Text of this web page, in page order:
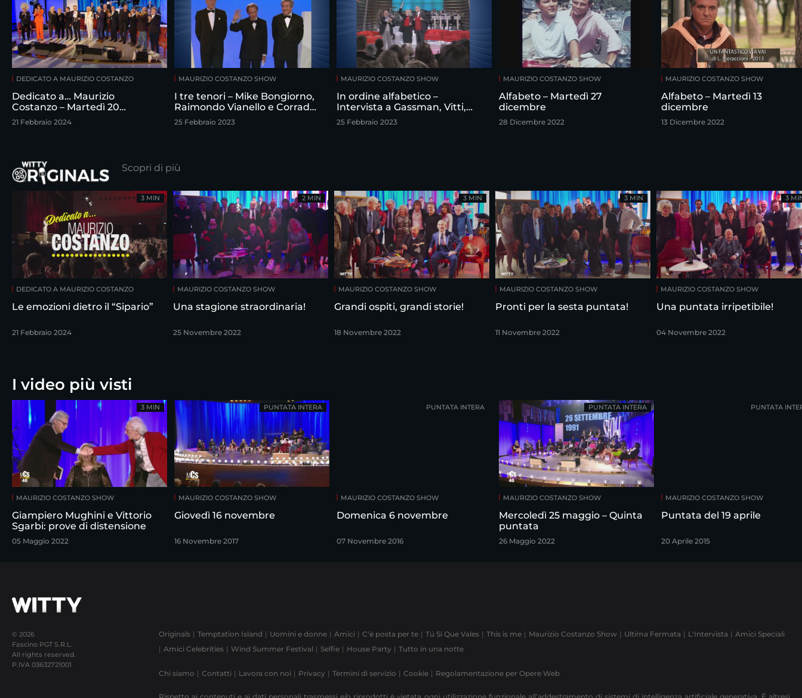
DEDICATO A MAURIZIO COSTANZO
Dedicato a… Maurizio
Costanzo – Martedì 20
febbraio
21 Febbraio 2024
MAURIZIO COSTANZO SHOW
I tre tenori – Mike Bongiorno,
Raimondo Vianello e Corrado
intervistati da Maurizio
Costanzo
25 Febbraio 2023
MAURIZIO COSTANZO SHOW
In ordine alfabetico –
Intervista a Gassman, Vitti,
Sordi
25 Febbraio 2023
MAURIZIO COSTANZO SHOW
Alfabeto – Martedì 27
dicembre
28 Dicembre 2022
MAURIZIO COSTANZO SHOW
Alfabeto – Martedì 13
dicembre
13 Dicembre 2022
Scopri di più
DEDICATO A MAURIZIO COSTANZO
Le emozioni dietro il “Sipario”
21 Febbraio 2024
3 MIN
MAURIZIO COSTANZO SHOW
Una stagione straordinaria!
25 Novembre 2022
2 MIN
MAURIZIO COSTANZO SHOW
Grandi ospiti, grandi storie!
18 Novembre 2022
3 MIN
MAURIZIO COSTANZO SHOW
Pronti per la sesta puntata!
11 Novembre 2022
3 MIN
MAURIZIO COSTANZO SHOW
Una puntata irripetibile!
04 Novembre 2022
3
I video più visti
MAURIZIO COSTANZO SHOW
Giampiero Mughini e Vittorio
Sgarbi: prove di distensione
05 Maggio 2022
3 MIN
MAURIZIO COSTANZO SHOW
Giovedì 16 novembre
16 Novembre 2017
PUNTATA INTERA
MAURIZIO COSTANZO SHOW
Domenica 6 novembre
07 Novembre 2016
PUNTATA INTERA
MAURIZIO COSTANZO SHOW
Mercoledì 25 maggio – Quinta
puntata
26 Maggio 2022
PUNTATA INTERA
MAURIZIO COSTANZO SHOW
Puntata del 19 aprile
20 Aprile 2015
PUNTATA
© 2026
Fascino PGT S.R.L.
All rights reserved.
P.IVA 03632721001
Originals Temptation Island Uomini e donne Amici C'è posta per te Tú Sí Que Vales This is me Maurizio Costanzo Show Ultima Fermata L'Intervista
Amici Speciali
Amici Celebrities
Wind Summer Festival Selfie House Party Tutto in una notte
Chi siamo Contatti Lavora con noi Privacy Termini di servizio Cookie Regolamentazione per Opere Web